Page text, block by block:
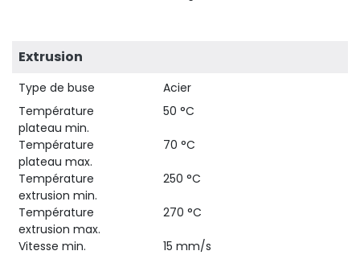
Extrusion
Type de buse
Acier
Température
plateau min.
50 °C
Température
plateau max.
70 °C
Température
extrusion min.
250 °C
Température
extrusion max.
270 °C
Vitesse min.
15 mm/s